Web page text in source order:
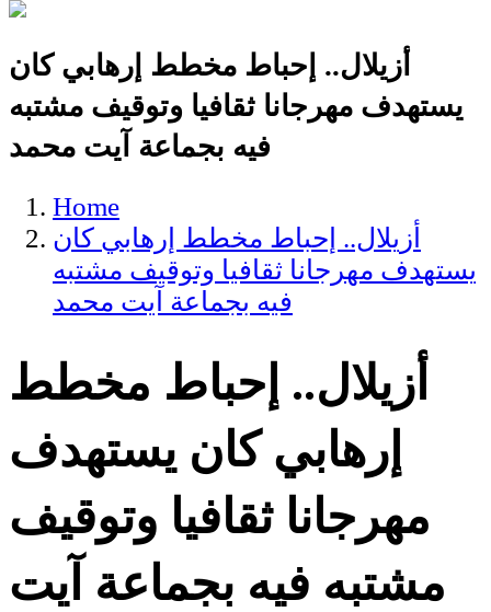
أزيلال.. إحباط مخطط إرهابي كان
يستهدف مهرجانا ثقافيا وتوقيف مشتبه
فيه بجماعة آيت محمد
Home
أزيلال.. إحباط مخطط إرهابي كان
يستهدف مهرجانا ثقافيا وتوقيف مشتبه
فيه بجماعة آيت محمد
أزيلال.. إحباط مخطط
إرهابي كان يستهدف
مهرجانا ثقافيا وتوقيف
مشتبه فيه بجماعة آيت